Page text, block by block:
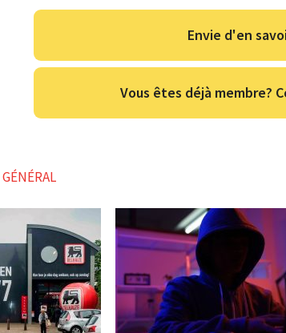
Envie d'en
Vous êtes déjà membre?
GÉNÉRAL